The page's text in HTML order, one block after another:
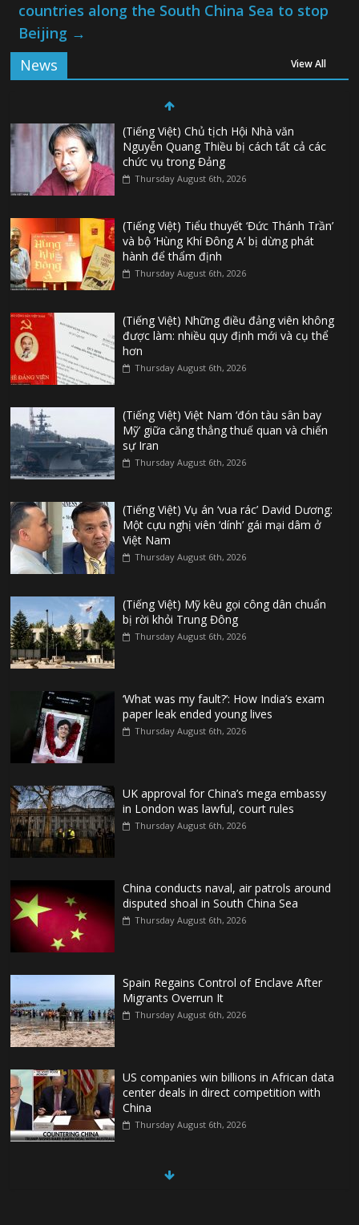
countries along the South China Sea to stop
Beijing →
News
View All
(Tiếng Việt) Chủ tịch Hội Nhà văn
Nguyễn Quang Thiều bị cách tất cả các
chức vụ trong Đảng
Thursday August 6th, 2026
(Tiếng Việt) Tiểu thuyết ‘Đức Thánh Trần’
và bộ ‘Hùng Khí Đông A’ bị dừng phát
hành để thẩm định
Thursday August 6th, 2026
(Tiếng Việt) Những điều đảng viên không
được làm: nhiều quy định mới và cụ thể
hơn
Thursday August 6th, 2026
(Tiếng Việt) Việt Nam ‘đón tàu sân bay
Mỹ’ giữa căng thẳng thuế quan và chiến
sự Iran
Thursday August 6th, 2026
(Tiếng Việt) Vụ án ‘vua rác’ David Dương:
Một cựu nghị viên ‘dính’ gái mại dâm ở
Việt Nam
Thursday August 6th, 2026
(Tiếng Việt) Mỹ kêu gọi công dân chuẩn
bị rời khỏi Trung Đông
Thursday August 6th, 2026
‘What was my fault?’: How India’s exam
paper leak ended young lives
Thursday August 6th, 2026
UK approval for China’s mega embassy
in London was lawful, court rules
Thursday August 6th, 2026
China conducts naval, air patrols around
disputed shoal in South China Sea
Thursday August 6th, 2026
Spain Regains Control of Enclave After
Migrants Overrun It
Thursday August 6th, 2026
US companies win billions in African data
center deals in direct competition with
China
Thursday August 6th, 2026
China, Russia, Iran and North Korea